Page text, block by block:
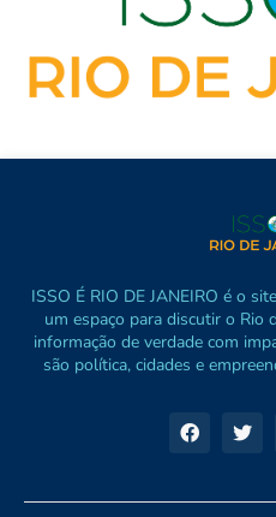
ISSO É RIO DE JANEIRO é o
um espaço para discutir o Rio
informação de verdade com
são política, cidades e